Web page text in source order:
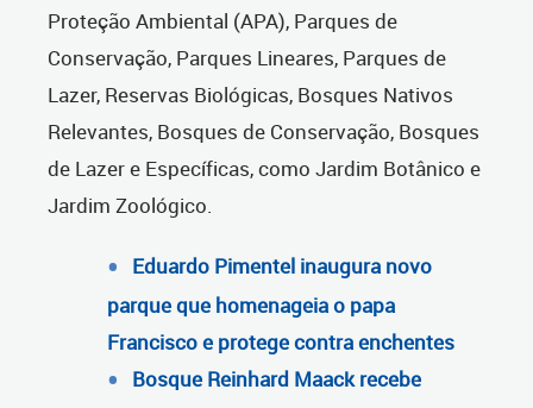
Proteção Ambiental (APA), Parques de
Conservação, Parques Lineares, Parques de
Lazer, Reservas Biológicas, Bosques Nativos
Relevantes, Bosques de Conservação, Bosques
de Lazer e Específicas, como Jardim Botânico e
Jardim Zoológico.
Eduardo Pimentel inaugura novo
parque que homenageia o papa
Francisco e protege contra enchentes
Bosque Reinhard Maack recebe